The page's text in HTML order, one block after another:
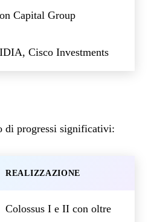
Capital Group
Cisco Investments
di progressi significativi:
REALIZZAZIONE
Colossus I e II con oltre